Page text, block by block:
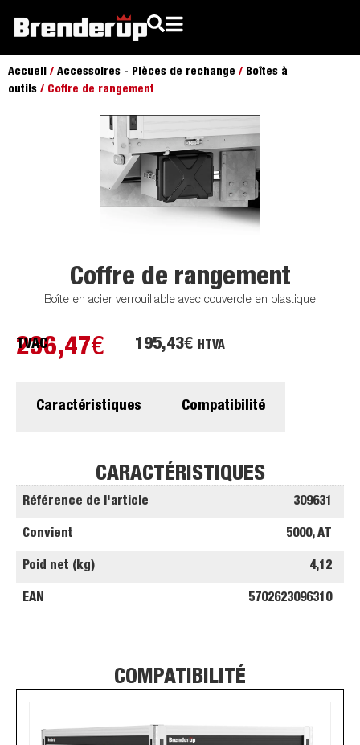
Accueil / Accessoires - Pièces de rechange / Boîtes à
outils / Coffre de rangement
Coffre de rangement
Boîte en acier verrouillable avec couvercle en plastique
236,47€
TVAC 195,43€ HTVA
Caractéristiques Compatibilité
CARACTÉRISTIQUES
Référence de l'article 309631
Convient 5000, AT
Poid net (kg) 4,12
EAN 5702623096310
COMPATIBILITÉ